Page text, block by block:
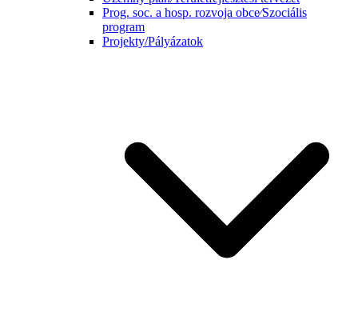
Prog. soc. a hosp. rozvoja obce⁄Szociális
program
Projekty/Pályázatok